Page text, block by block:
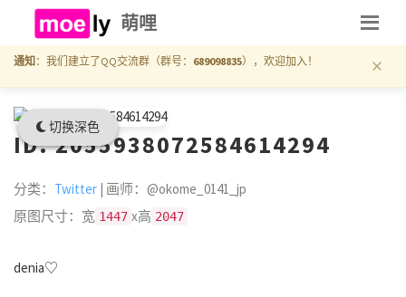
切换深色
萌哩
通知 ：我们建立了QQ交流群（群号： 689098835），欢迎加入！ ×
ID: 2055938072584614294
分类： Twitter | 画师：@okome_0141_jp
原图尺寸：宽 1447 x高 2047
denia♡